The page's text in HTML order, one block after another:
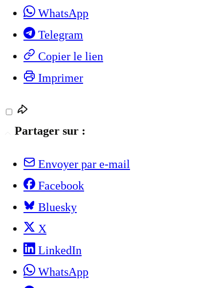
WhatsApp
Telegram
Copier le lien
Imprimer
Partager sur :
Envoyer par e-mail
Facebook
Bluesky
X
LinkedIn
WhatsApp